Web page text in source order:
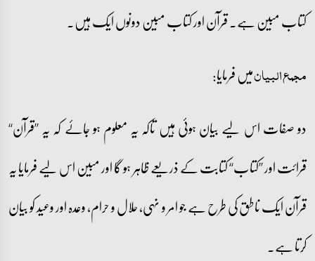
کتاب مبین ہے۔ قرآن اور کتاب مبین دونوں ایک ہیں۔
مجمع البیانمیں فرمایا:
دو صفات اس لیے بیان ہوئی ہیں تاکہ یہ معلوم ہو جائے کہ یہ ’’قرآن‘‘
قرائت اور ’’کتاب‘‘ کتابت کے ذریعے ظاہر ہو گا اور مبین اس لیے فرمایا یہ
قرآن ایک ناطق کی طرح ہے جو امر و نہی، حلال و حرام، وعدہ اور وعید کو بیان
کرتا ہے۔